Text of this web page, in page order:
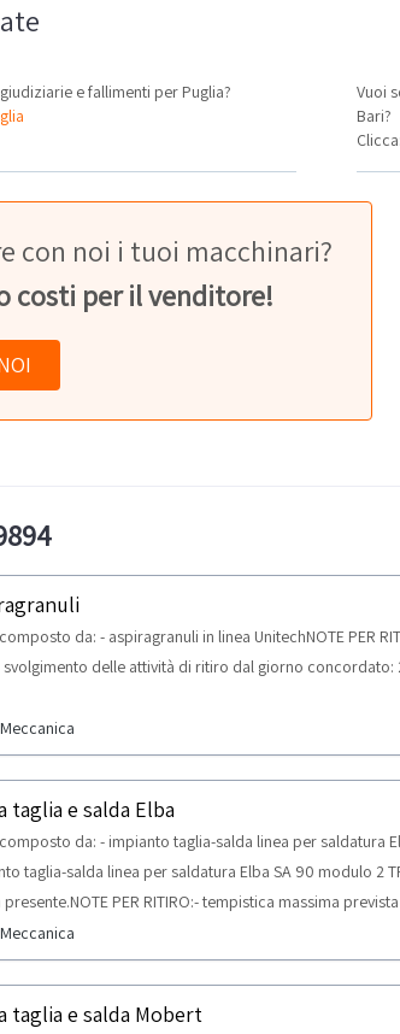
e fallimenti per Puglia?
Vuoi
Bari?
con noi i tuoi macchinari?
costi per il venditore!
da: - aspiragranuli in linea UnitechNOTE PER
svolgimento delle attività di ritiro dal giorno concordato:
Meccanica
taglia e salda Elba
da: - impianto taglia-salda linea per saldatura
taglia-salda linea per saldatura Elba SA 90 modulo 2
presente.NOTE PER RITIRO:- tempistica massima
giorno concordato: 2 giorni
Meccanica
taglia e salda Mobert